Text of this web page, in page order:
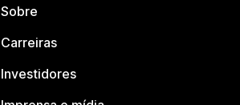
Sobre
Carreiras
Investidores